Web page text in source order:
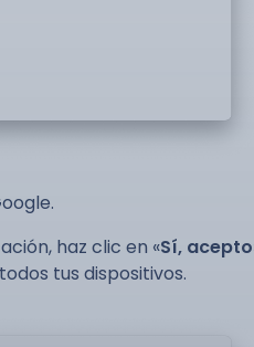
haz clic en «Sí, acepto
tus dispositivos.